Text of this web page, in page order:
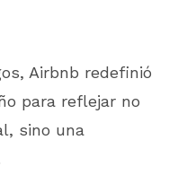
Airbnb redefinió
para reflejar no
sino una